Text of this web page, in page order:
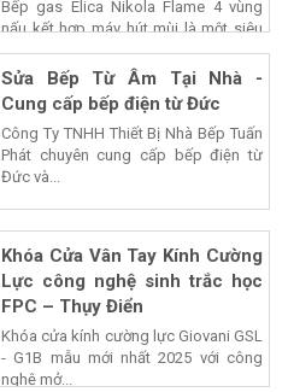
Bếp gas Elica Nikola Flame 4 vùng
nấu kết hợp máy hút mùi là một siêu
phẩm của...
Sửa Bếp Từ Âm Tại Nhà -
Cung cấp bếp điện từ Đức
Công Ty TNHH Thiết Bị Nhà Bếp Tuấn
Phát chuyên cung cấp bếp điện từ
Đức và...
Khóa Cửa Vân Tay Kính Cường
Lực công nghệ sinh trắc học
FPC – Thụy Điển
Khóa cửa kính cường lực Giovani GSL
- G1B mẫu mới nhất 2025 với công
nghệ mở...